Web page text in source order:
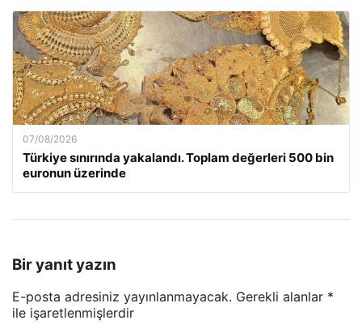
07/08/2026
Türkiye sınırında yakalandı. Toplam değerleri 500 bin
euronun üzerinde
Bir yanıt yazın
E-posta adresiniz yayınlanmayacak. Gerekli alanlar *
ile işaretlenmişlerdir